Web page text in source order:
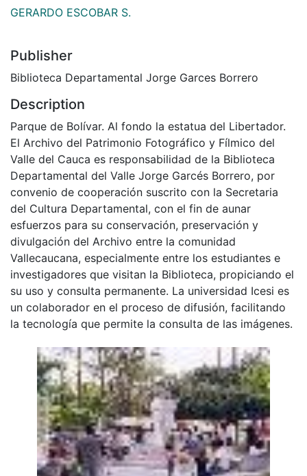
GERARDO ESCOBAR S.
Publisher
Biblioteca Departamental Jorge Garces Borrero
Description
Parque de Bolívar. Al fondo la estatua del Libertador.
El Archivo del Patrimonio Fotográfico y Fílmico del
Valle del Cauca es responsabilidad de la Biblioteca
Departamental del Valle Jorge Garcés Borrero, por
convenio de cooperación suscrito con la Secretaria
del Cultura Departamental, con el fin de aunar
esfuerzos para su conservación, preservación y
divulgación del Archivo entre la comunidad
Vallecaucana, especialmente entre los estudiantes e
investigadores que visitan la Biblioteca, propiciando el
su uso y consulta permanente. La universidad Icesi es
un colaborador en el proceso de difusión, facilitando
la tecnología que permite la consulta de las imágenes.